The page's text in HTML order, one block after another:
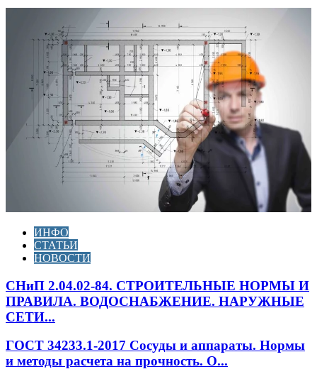
ИНФО
СТАТЬИ
НОВОСТИ
СНиП 2.04.02-84. СТРОИТЕЛЬНЫЕ НОРМЫ И
ПРАВИЛА. ВОДОСНАБЖЕНИЕ. НАРУЖНЫЕ
СЕТИ...
ГОСТ 34233.1-2017 Сосуды и аппараты. Нормы
и методы расчета на прочность. О...